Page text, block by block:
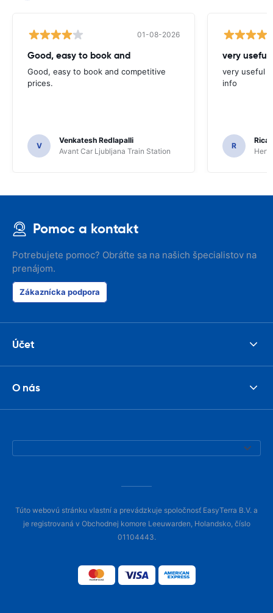
01-08-2026
Good, easy to book and
Good, easy to book and competitive
prices.
V
Venkatesh Redlapalli
Avant Car Ljubljana Train Station
very useful
very useful
info
R
Pomoc a kontakt
Potrebujete pomoc? Obráťte sa na našich špecialistov na
prenájom.
Zákaznícka podpora
Účet
O nás
Túto webovú stránku vlastní a prevádzkuje spoločnosť EasyTerra B.V. a
je registrovaná v Obchodnej komore Leeuwarden, Holandsko, číslo
01104443.